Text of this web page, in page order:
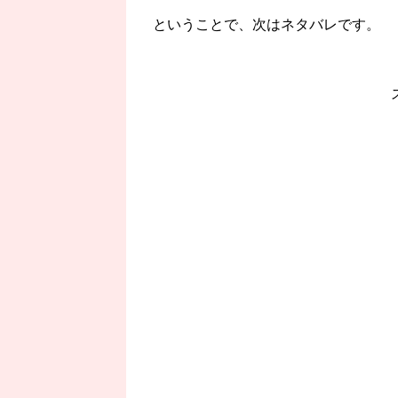
ということで、次はネタバレです。